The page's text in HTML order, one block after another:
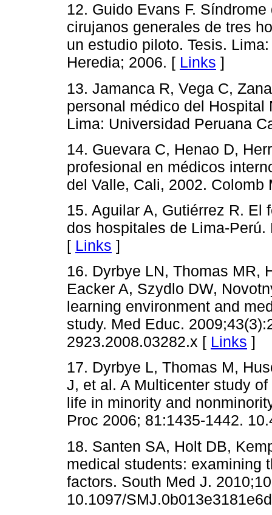
12. Guido Evans F.
cirujanos generales de tres
un estudio piloto. Tesis.
Heredia; 2006. [ Links ]
13. Jamanca R, Vega C,
personal médico del Hospital
Lima: Universidad Peruana
14. Guevara C, Henao D,
profesional en médicos
del Valle, Cali, 2002.
15. Aguilar A, Gutiérrez R. El
dos hospitales de Lima-
[ Links ]
16. Dyrbye LN, Thomas MR,
Eacker A, Szydlo DW,
learning environment and
study. Med Educ.
2923.2008.03282.x [ Links ]
17. Dyrbye L, Thomas M,
J, et al. A Multicenter study
life in minority and
Proc 2006; 81:1435-1442.
18. Santen SA, Holt DB,
medical students: examining
factors. South Med J.
10.1097/